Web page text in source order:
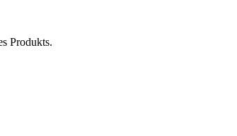
Produkts.